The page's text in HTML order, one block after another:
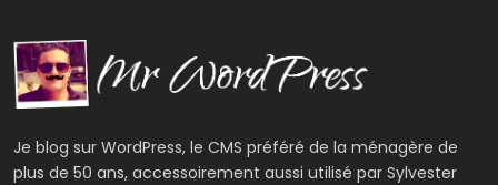
Je blog sur WordPress, le CMS préféré de la ménagère de
plus de 50 ans, accessoirement aussi utilisé par Sylvester